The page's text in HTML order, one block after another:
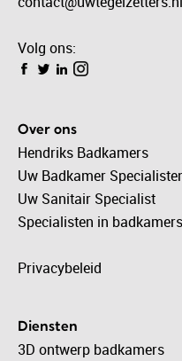
Volg ons:
Over ons
Hendriks Badkamers
Uw Badkamer
Uw Sanitair Specialist
Specialisten in badkamers
Privacybeleid
Diensten
3D ontwerp badkamers